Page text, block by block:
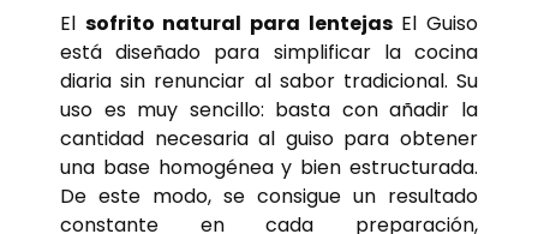
El sofrito natural para lentejasEl Guiso
está diseñado para simplificar la cocina
diaria sin renunciar al sabor tradicional. Su
uso es muy sencillo: basta con añadir la
cantidad necesaria al guiso para obtener
una base homogénea y bien estructurada.
De este modo, se consigue un resultado
constante en cada preparación,